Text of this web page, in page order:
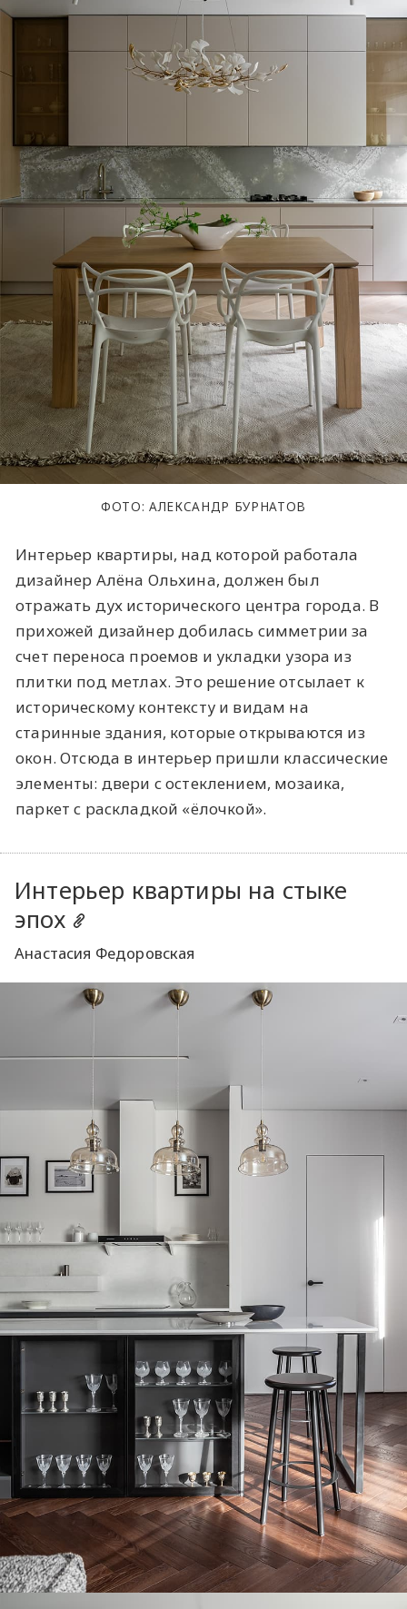
ФОТО: АЛЕКСАНДР БУРНАТОВ
Интерьер квартиры, над которой работала
дизайнер Алёна Ольхина, должен был
отражать дух исторического центра города. В
прихожей дизайнер добилась симметрии за
счет переноса проемов и укладки узора из
плитки под метлах. Это решение отсылает к
историческому контексту и видам на
старинные здания, которые открываются из
окон. Отсюда в интерьер пришли классические
элементы: двери с остеклением, мозаика,
паркет с раскладкой «ёлочкой».
Интерьер квартиры на стыке
эпох
Анастасия Федоровская